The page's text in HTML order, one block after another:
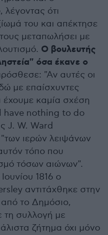
ότι
του και απέκτησε
μεταπωλήσει με
Ο βουλευτής
όσα έκανε ο
"Αν αυτές οι
με επαίσχυντες
καμία σχέση
have nothing to do
J. W. Ward
ιερών λειψάνων
τόπο που
τόσων αιώνων".
1816 ο
αντιτάχθηκε στην
το Δημόσιο,
τη συλλογή με
ζήτημα όχι μόνο